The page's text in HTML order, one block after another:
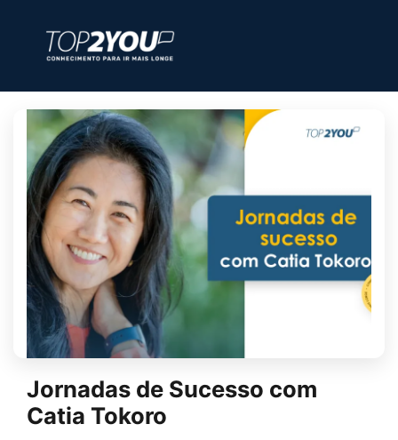
Jornadas de Sucesso com
Catia Tokoro